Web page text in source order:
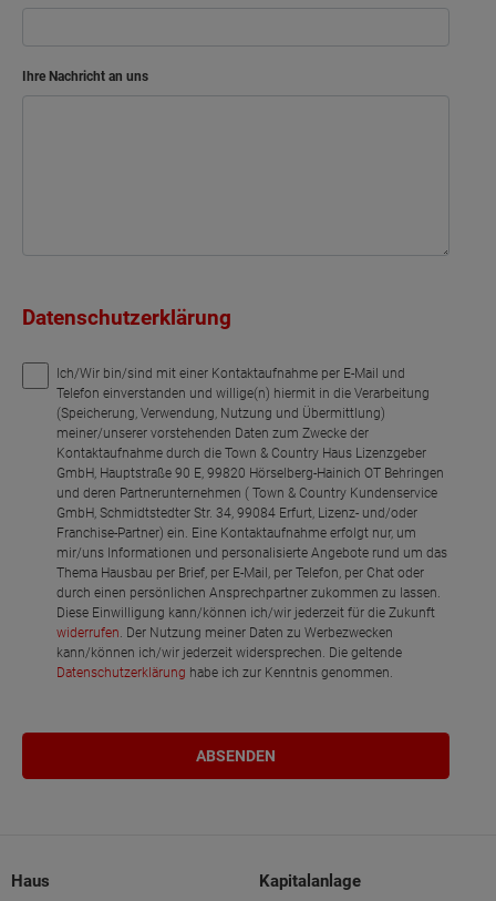
Ihre Nachricht an uns
Datenschutzerklärung
Ich/Wir bin/sind mit einer Kontaktaufnahme per E-Mail und
Telefon einverstanden und willige(n) hiermit in die Verarbeitung
(Speicherung, Verwendung, Nutzung und Übermittlung)
meiner/unserer vorstehenden Daten zum Zwecke der
Kontaktaufnahme durch die Town & Country Haus Lizenzgeber
GmbH, Hauptstraße 90 E, 99820 Hörselberg-Hainich OT Behringen
und deren Partnerunternehmen ( Town & Country Kundenservice
GmbH, Schmidtstedter Str. 34, 99084 Erfurt, Lizenz- und/oder
Franchise-Partner) ein. Eine Kontaktaufnahme erfolgt nur, um
mir/uns Informationen und personalisierte Angebote rund um das
Thema Hausbau per Brief, per E-Mail, per Telefon, per Chat oder
durch einen persönlichen Ansprechpartner zukommen zu lassen.
Diese Einwilligung kann/können ich/wir jederzeit für die Zukunft
widerrufen. Der Nutzung meiner Daten zu Werbezwecken
kann/können ich/wir jederzeit widersprechen. Die geltende
Datenschutzerklärung habe ich zur Kenntnis genommen.
Haus
Kapitalanlage